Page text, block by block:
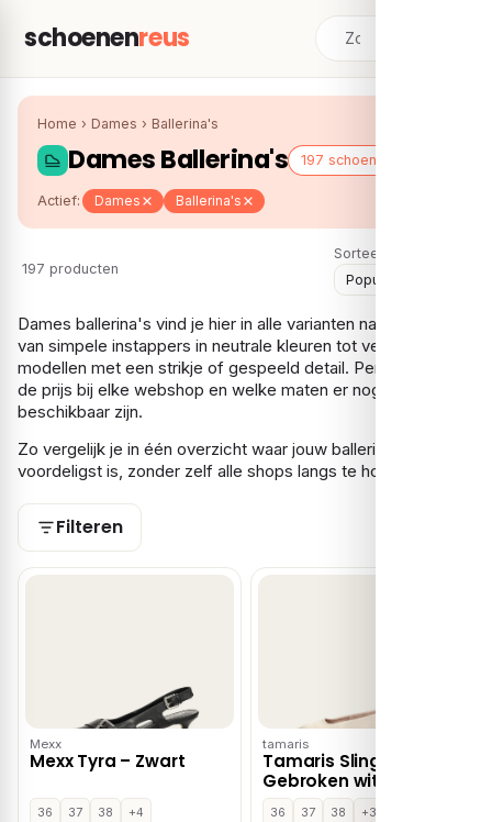
schoenenreus
Home › Dames › Ballerina's
Dames Ballerina's 197 schoenen
Actief: Dames Ballerina's
197 producten
Sorteer:
Dames ballerina's vind je hier in alle varianten naast elkaar:
van simpele instappers in neutrale kleuren tot verfijnde
modellen met een strikje of gespeeld detail. Per paar zie je
de prijs bij elke webshop en welke maten er nog
beschikbaar zijn.
Zo vergelijk je in één overzicht waar jouw ballerina het
voordeligst is, zonder zelf alle shops langs te hoeven.
Filteren
Mexx
Mexx Tyra – Zwart
36 37 38
+4
tamaris
Tamaris Slingbacks –
Gebroken wit
36 37 38
+3